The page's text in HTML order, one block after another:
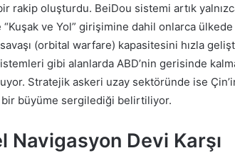
rakip oluşturdu. BeiDou sistemi artık
ve Yol” girişimine dahil onlarca
(orbital warfare) kapasitesini hızla
gibi alanlarda ABD’nin gerisinde
Stratejik askeri uzay sektöründe ise
bir büyüme sergilediği belirtiliyor.
Navigasyon Devi Karşı